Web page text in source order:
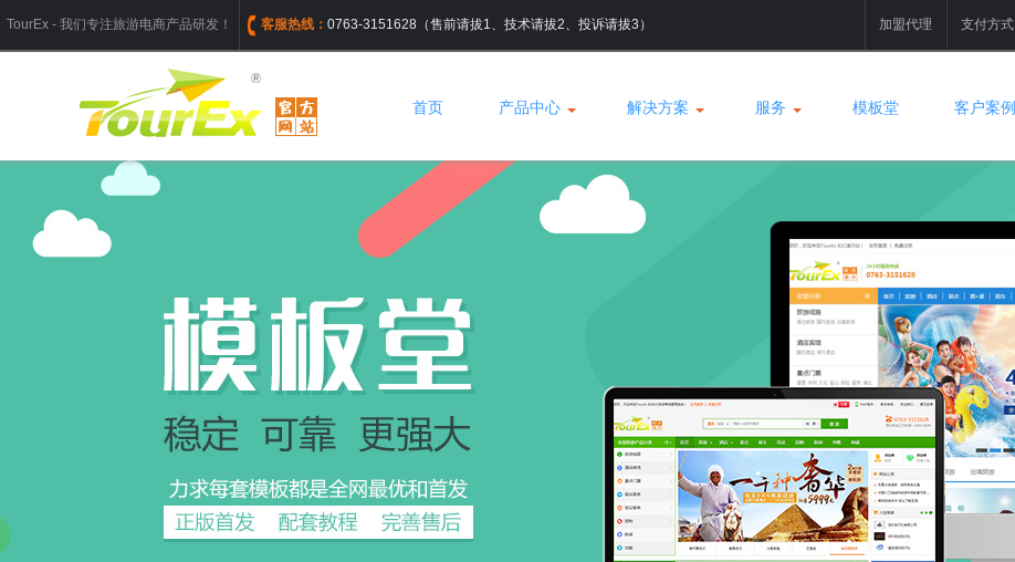
TourEx - 我们专注旅游电商产品研发！ 客服热线： 0763-3151628（售前请拔1、技术请拔2、投诉请拔3） 加盟代理 支付方式
首页 产品中心 解决方案 服务 模板堂 客户案例